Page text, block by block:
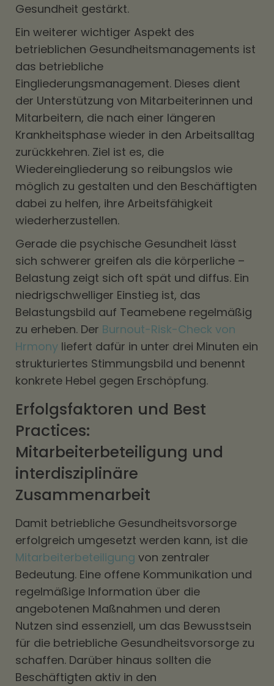
Gesundheit gestärkt.
Ein weiterer wichtiger Aspekt des
betrieblichen Gesundheitsmanagements ist
das betriebliche
Eingliederungsmanagement. Dieses dient
der Unterstützung von Mitarbeiterinnen und
Mitarbeitern, die nach einer längeren
Krankheitsphase wieder in den Arbeitsalltag
zurückkehren. Ziel ist es, die
Wiedereingliederung so reibungslos wie
möglich zu gestalten und den Beschäftigten
dabei zu helfen, ihre Arbeitsfähigkeit
wiederherzustellen.
Gerade die psychische Gesundheit lässt
sich schwerer greifen als die körperliche –
Belastung zeigt sich oft spät und diffus. Ein
niedrigschwelliger Einstieg ist, das
Belastungsbild auf Teamebene regelmäßig
zu erheben. Der Burnout-Risk-Check von
Hrmony liefert dafür in unter drei Minuten ein
strukturiertes Stimmungsbild und benennt
konkrete Hebel gegen Erschöpfung.
Erfolgsfaktoren und Best
Practices:
Mitarbeiterbeteiligung und
interdisziplinäre
Zusammenarbeit
Damit betriebliche Gesundheitsvorsorge
erfolgreich umgesetzt werden kann, ist die
Mitarbeiterbeteiligung von zentraler
Bedeutung. Eine offene Kommunikation und
regelmäßige Information über die
angebotenen Maßnahmen und deren
Nutzen sind essenziell, um das Bewusstsein
für die betriebliche Gesundheitsvorsorge zu
schaffen. Darüber hinaus sollten die
Beschäftigten aktiv in den